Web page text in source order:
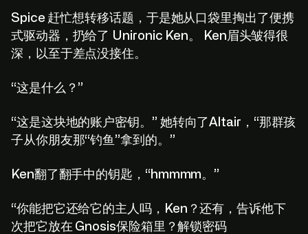
Spice 赶忙想转移话题，于是她从口袋里掏出了便携
式驱动器，扔给了 Unironic Ken。 Ken眉头皱得很
深，以至于差点没接住。
“这是什么？”
“这是这块地的账户密钥。” 她转向了Altair，“那群孩
子从你朋友那“钓鱼”拿到的。”
Ken翻了翻手中的钥匙，“hmmmm。”
“你能把它还给它的主人吗，Ken？还有，告诉他下
次把它放在 Gnosis保险箱里？解锁密码